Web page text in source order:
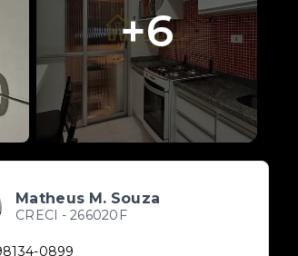
+6
Matheus M. Souza
CRECI - 266020F
0899